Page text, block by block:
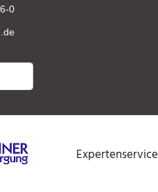
0
e
characters for results.
Expertenservice